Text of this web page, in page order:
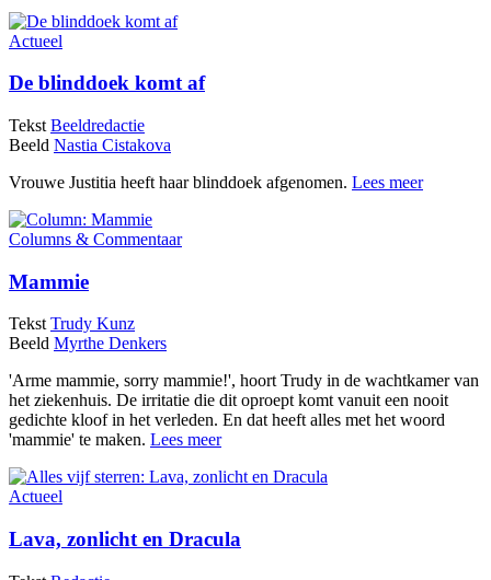
Actueel
De blinddoek komt af
Tekst Beeldredactie
Beeld Nastia Cistakova
Vrouwe Justitia heeft haar blinddoek afgenomen. Lees meer
Columns & Commentaar
Mammie
Tekst Trudy Kunz
Beeld Myrthe Denkers
'Arme mammie, sorry mammie!', hoort Trudy in de wachtkamer van
het ziekenhuis. De irritatie die dit oproept komt vanuit een nooit
gedichte kloof in het verleden. En dat heeft alles met het woord
'mammie' te maken. Lees meer
Actueel
Lava, zonlicht en Dracula